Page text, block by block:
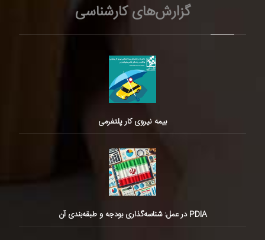
گزارش‌های کارشناسی
بیمه نیروی کار پلتفرمی
PDIA در عمل: شناسه‌گذاری بودجه و طبقه‌بندی آن